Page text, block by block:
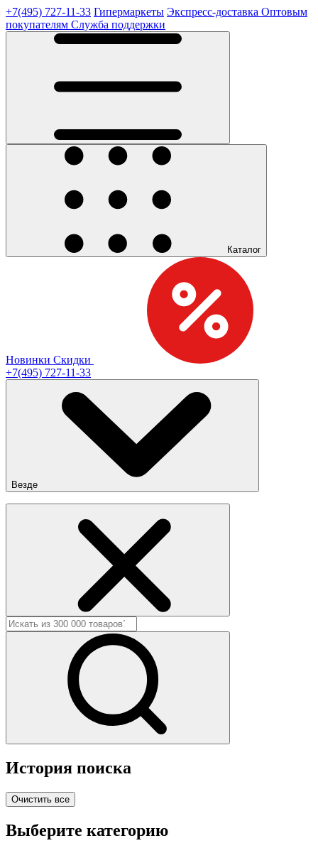
+7(495) 727-11-33 Гипермаркеты Экспресс-доставка Оптовым
покупателям Служба поддержки
Каталог
Новинки Скидки
+7(495) 727-11-33
Везде
История поиска
Очистить все
Выберите категорию